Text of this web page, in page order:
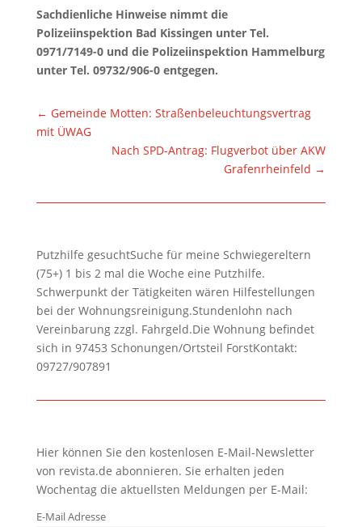
Sachdienliche Hinweise nimmt die
Polizeiinspektion Bad Kissingen unter Tel.
0971/7149-0 und die Polizeiinspektion Hammelburg
unter Tel. 09732/906-0 entgegen.
← Gemeinde Motten: Straßenbeleuchtungsvertrag
mit ÜWAG
Nach SPD-Antrag: Flugverbot über AKW
Grafenrheinfeld →
Putzhilfe gesuchtSuche für meine Schwiegereltern
(75+) 1 bis 2 mal die Woche eine Putzhilfe.
Schwerpunkt der Tätigkeiten wären Hilfestellungen
bei der Wohnungsreinigung.Stundenlohn nach
Vereinbarung zzgl. Fahrgeld.Die Wohnung befindet
sich in 97453 Schonungen/Ortsteil ForstKontakt:
09727/907891
Hier können Sie den kostenlosen E-Mail-Newsletter
von revista.de abonnieren. Sie erhalten jeden
Wochentag die aktuellsten Meldungen per E-Mail:
E-Mail Adresse